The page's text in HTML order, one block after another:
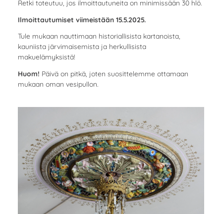
Retki toteutuu, jos ilmoittautuneita on minimissään 30 hlö.
Ilmoittautumiset viimeistään 15.5.2025.
Tule mukaan nauttimaan historiallisista kartanoista,
kauniista järvimaisemista ja herkullisista
makuelämyksistä!
Huom! Päivä on pitkä, joten suosittelemme ottamaan
mukaan oman vesipullon.